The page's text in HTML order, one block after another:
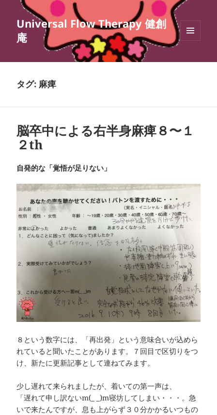
Universal Flow Therapy 健創
庵
ィジェ
タグ: 麻痺
脳卒中による右半身麻痺８〜１
２th
自発的な「覚悟が足りない」
８という数字には、「再出発」という意味合いが込めら
れていると聞いたことがあります。７回目で区切りをつ
け、新たに更新記事として連ねてみます。
少し遅れて来られましたが、着いての第一声は、
「遅れて申し訳ないm(_ _)m寝坊してしまい・・・。急
いで来たんですが、息も上がらず３０分かかるいつもの